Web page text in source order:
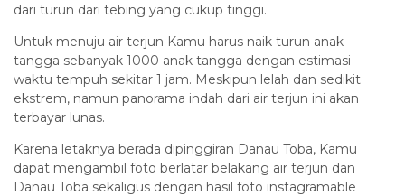
dari turun dari tebing yang cukup tinggi.
Untuk menuju air terjun Kamu harus naik turun anak
tangga sebanyak 1000 anak tangga dengan estimasi
waktu tempuh sekitar 1 jam. Meskipun lelah dan sedikit
ekstrem, namun panorama indah dari air terjun ini akan
terbayar lunas.
Karena letaknya berada dipinggiran Danau Toba, Kamu
dapat mengambil foto berlatar belakang air terjun dan
Danau Toba sekaligus dengan hasil foto instagramable